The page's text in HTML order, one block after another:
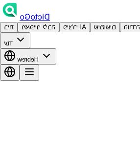
DictoGo
בית מאפייני ליבה פיצ'רי AI שימושים הורדה
עוד
Hebrew